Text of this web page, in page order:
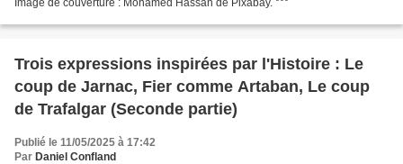
Trois expressions inspirées par l'Histoire : Le
coup de Jarnac, Fier comme Artaban, Le coup
de Trafalgar (Seconde partie)
Publié le 11/05/2025 à 17:42
Par Daniel Confland